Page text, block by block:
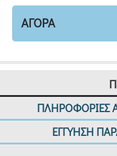
ΑΓΟΡΑ
ΠΛΗΡΟΦΟΡΙΕΣ
ΕΓΓΥΗΣΗ